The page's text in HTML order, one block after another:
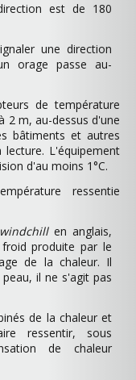
est de 180
une direction
orage passe au-
de température
2 m, au-dessus d'une
bâtiments et autres
lecture. L'équipement
d'au moins 1°C.
ressentie
windchillen anglais,
produite par le
de la chaleur. Il
il ne s'agit pas
de la chaleur et
ressentir, sous
de chaleur